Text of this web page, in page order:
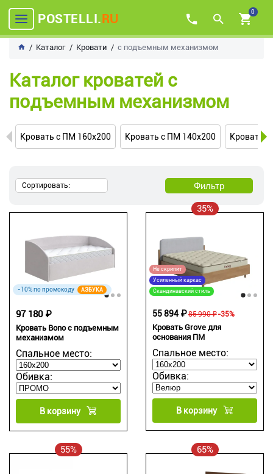
POSTELLI.RU 0
Каталог Кровати с подъемным механизмом
Каталог кроватей с
подъемным механизмом
Кровать с ПМ 160х200 Кровать с ПМ 140х200 Кровати
Сортировать: Фильтр
-10% по промокоду АЗБУКА
Кровать Bono с подъемным
механизмом
Спальное место:
Обивка:
97 180 ₽
В корзину
35%
Не скрипит
Усиленный каркас
Скандинавский стиль
Кровать Grove для
основания ПМ
Спальное место:
Обивка:
85 990 ₽
55 894 ₽ -35%
В корзину
55% 65%